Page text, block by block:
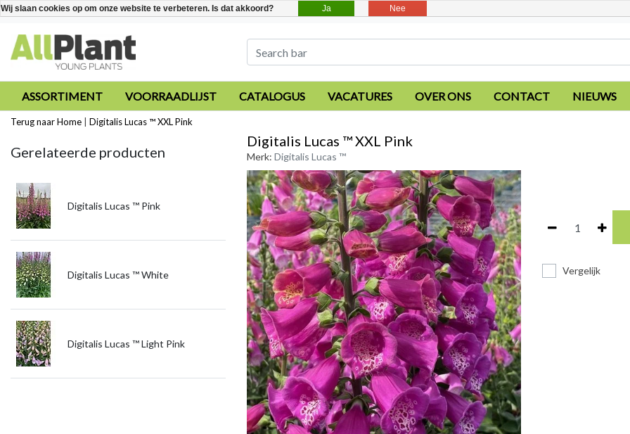
ASSORTIMENT VOORRAADLIJST CATALOGUS VACATURES OVER ONS CONTACT NIEUWS
Terug naar Home Digitalis Lucas ™ XXL Pink
Gerelateerde producten
Digitalis Lucas ™ Pink
Digitalis Lucas ™ White
Digitalis Lucas ™ Light Pink
Digitalis Lucas ™ XXL Pink
Merk: Digitalis Lucas ™
Vergelijk
Wij slaan cookies op om onze website te verbeteren. Is dat akkoord? Ja Nee